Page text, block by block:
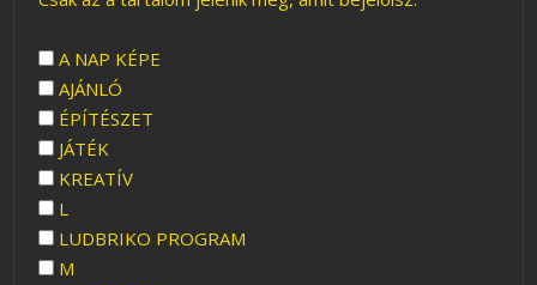
A NAP KÉPE
AJÁNLÓ
ÉPÍTÉSZET
JÁTÉK
KREATÍV
L
LUDBRIKO PROGRAM
M